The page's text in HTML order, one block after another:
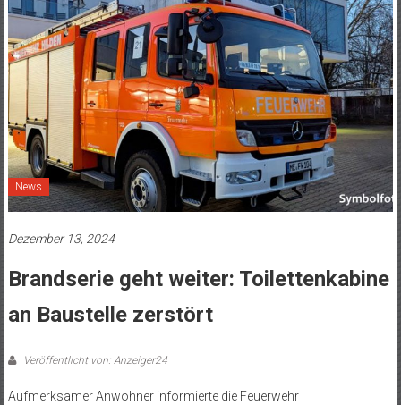
News
Dezember 13, 2024
Brandserie geht weiter: Toilettenkabine
an Baustelle zerstört
Veröffentlicht von: Anzeiger24
Aufmerksamer Anwohner informierte die Feuerwehr